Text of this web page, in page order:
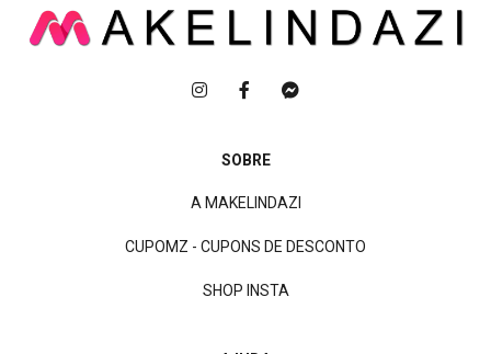
SOBRE
A MAKELINDAZI
CUPOMZ - CUPONS DE DESCONTO
SHOP INSTA